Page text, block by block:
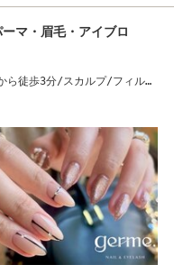
マ・眉毛・アイブロ
ら徒歩3分/スカルプ/フィルイ